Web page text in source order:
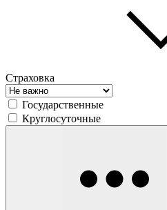
Страховка
Государственные
Круглосуточные